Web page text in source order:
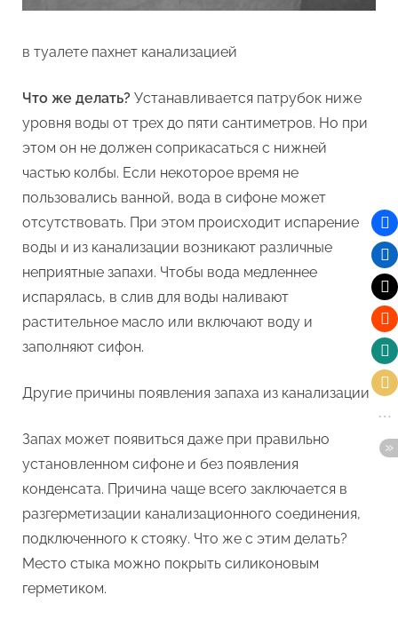
в туалете пахнет канализацией
Что же делать? Устанавливается патрубок ниже
уровня воды от трех до пяти сантиметров. Но при
этом он не должен соприкасаться с нижней
частью колбы. Если некоторое время не
пользовались ванной, вода в сифоне может
отсутствовать. При этом происходит испарение
воды и из канализации возникают различные
неприятные запахи. Чтобы вода медленнее
испарялась, в слив для воды наливают
растительное масло или включают воду и
заполняют сифон.
Другие причины появления запаха из канализации
Запах может появиться даже при правильно
установленном сифоне и без появления
конденсата. Причина чаще всего заключается в
разгерметизации канализационного соединения,
подключенного к стояку. Что же с этим делать?
Место стыка можно покрыть силиконовым
герметиком.